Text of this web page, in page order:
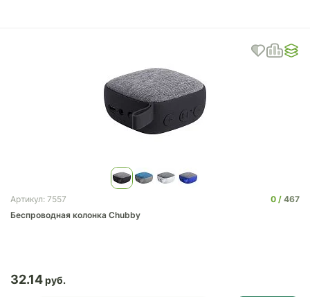
Артикул: 7557 0
467
Беспроводная колонка Chubby
32.14